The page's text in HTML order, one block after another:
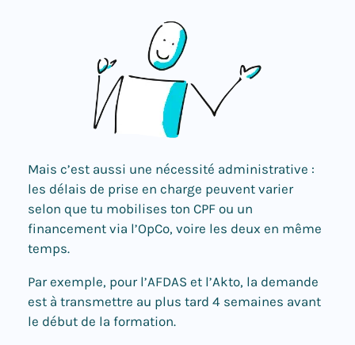
Mais c’est aussi une nécessité administrative :
les délais de prise en charge peuvent varier
selon que tu mobilises ton CPF ou un
financement via l’OpCo, voire les deux en même
temps.
Par exemple, pour l’AFDAS et l’Akto, la demande
est à transmettre au plus tard 4 semaines avant
le début de la formation.